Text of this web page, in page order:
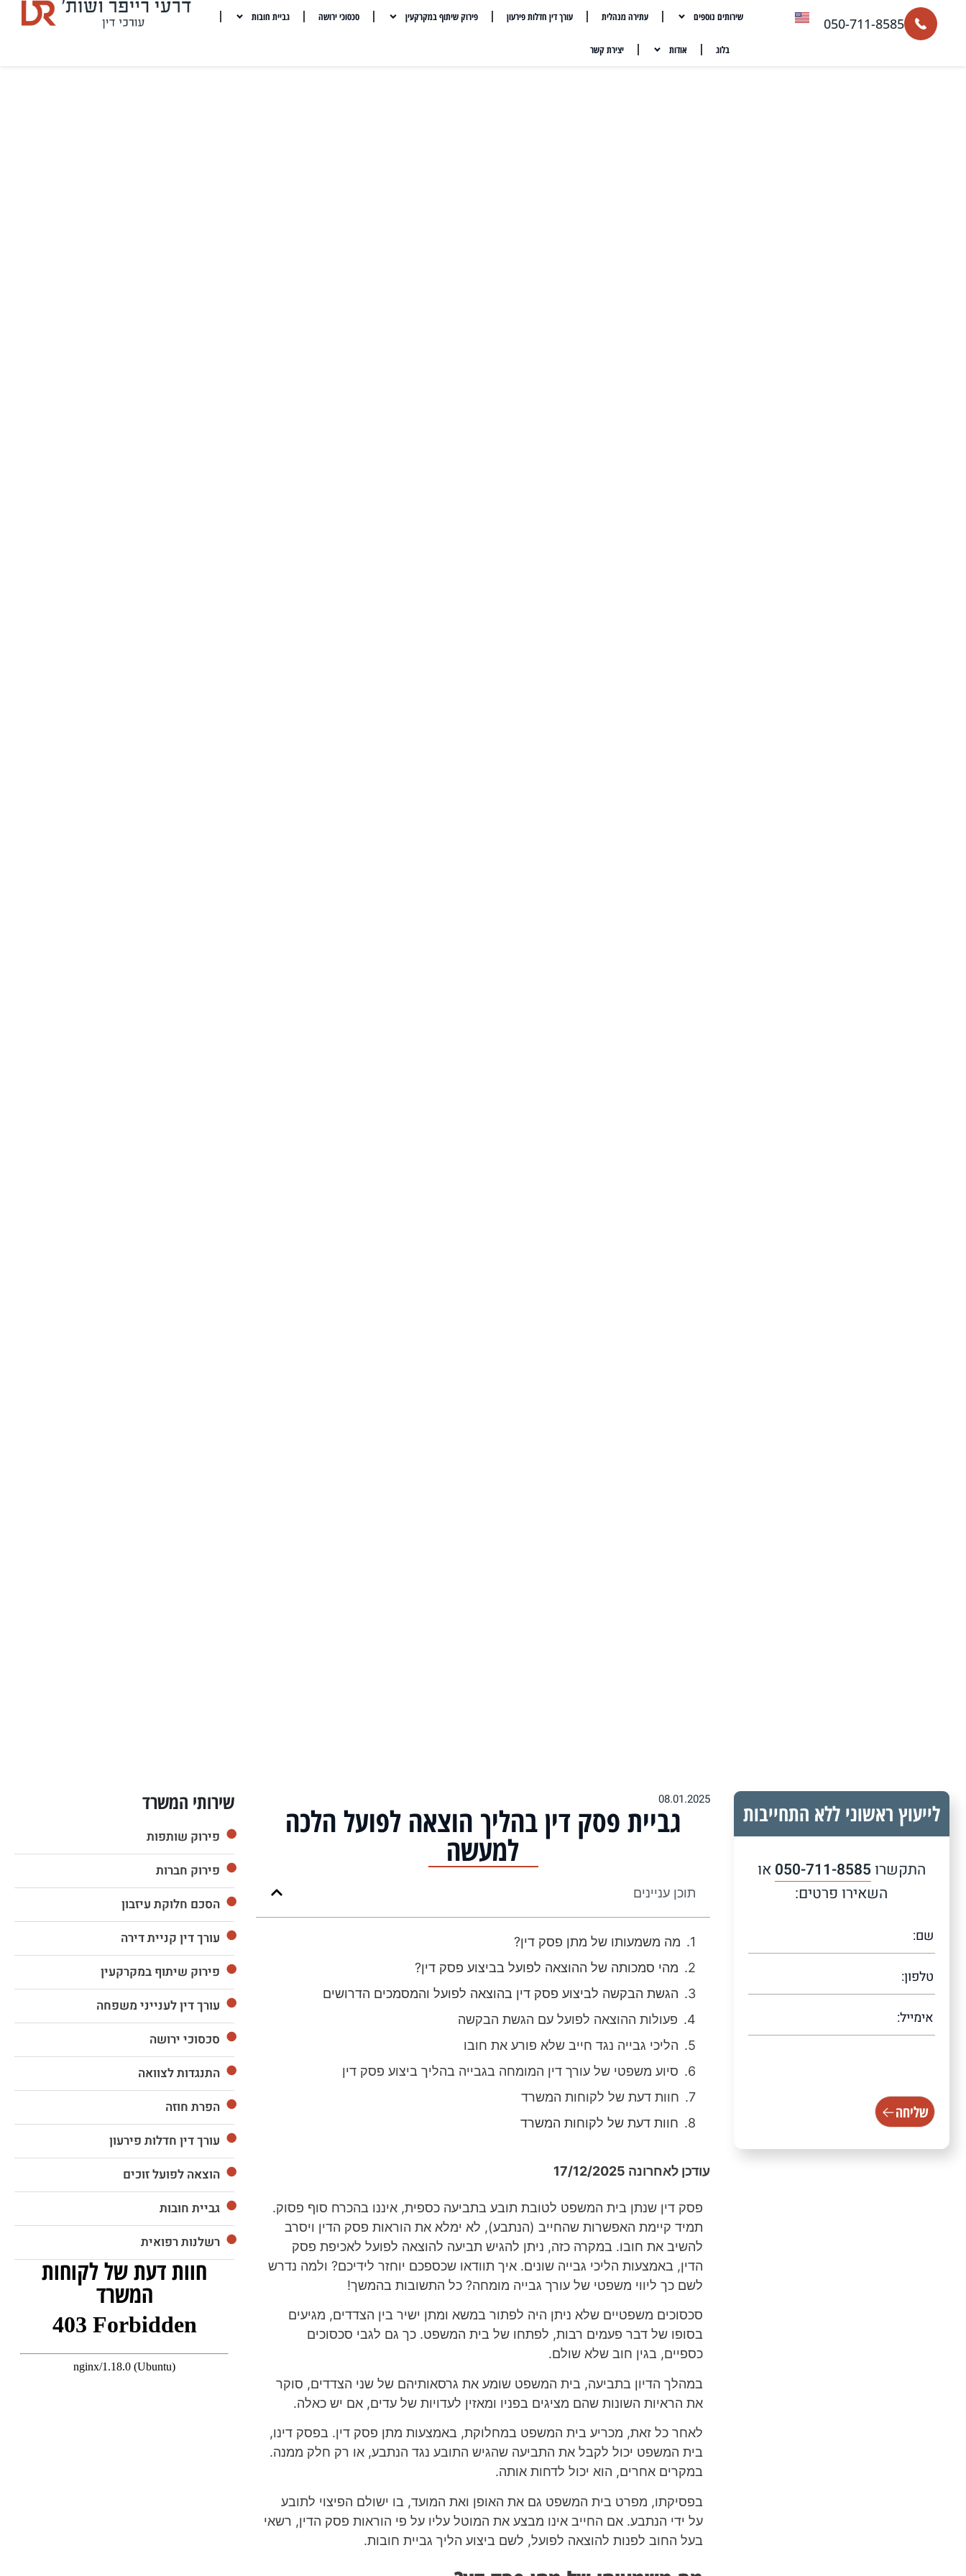
050-711-8585 שירותים נוספים עתירה מנהלית עורך דין חדלות פירעון פירוק שיתוף במקרקעין סכסוכי ירושה גביית חובות
בלוג אודות יצירת קשר
לייעוץ ראשוני ללא התחייבות
התקשרו 050-711-8585או
השאירו פרטים:
שליחה
08.01.2025
גביית פסק דין בהליך הוצאה לפועל הלכה
למעשה
תוכן עניינים
מה משמעותו של מתן פסק דין?
מהי סמכותה של ההוצאה לפועל בביצוע פסק דין?
הגשת הבקשה לביצוע פסק דין בהוצאה לפועל והמסמכים הדרושים
פעולות ההוצאה לפועל עם הגשת הבקשה
הליכי גבייה נגד חייב שלא פורע את חובו
סיוע משפטי של עורך דין המומחה בגבייה בהליך ביצוע פסק דין
חוות דעת של לקוחות המשרד
חוות דעת של לקוחות המשרד
עודכן לאחרונה 17/12/2025
פסק דין שנתן בית המשפט לטובת תובע בתביעה כספית, איננו בהכרח סוף פסוק.
תמיד קיימת האפשרות שהחייב (הנתבע), לא ימלא את הוראות פסק הדין ויסרב
להשיב את חובו. במקרה כזה, ניתן להגיש תביעה להוצאה לפועל לאכיפת פסק
הדין, באמצעות הליכי גבייה שונים. איך תוודאו שכספכם יוחזר לידיכם? ולמה נדרש
לשם כך ליווי משפטי של עורך גבייה מומחה? כל התשובות בהמשך!
סכסוכים משפטיים שלא ניתן היה לפתור במשא ומתן ישיר בין הצדדים, מגיעים
בסופו של דבר פעמים רבות, לפתחו של בית המשפט. כך גם לגבי סכסוכים
כספיים, בגין חוב שלא שולם.
במהלך הדיון בתביעה, בית המשפט שומע את גרסאותיהם של שני הצדדים, סוקר
את הראיות השונות שהם מציגים בפניו ומאזין לעדויות של עדים, אם יש כאלה.
לאחר כל זאת, מכריע בית המשפט במחלוקת, באמצעות מתן פסק דין. בפסק דינו,
בית המשפט יכול לקבל את התביעה שהגיש התובע נגד הנתבע, או רק חלק ממנה.
במקרים אחרים, הוא יכול לדחות אותה.
בפסיקתו, מפרט בית המשפט גם את האופן ואת המועד, בו ישולם הפיצוי לתובע
על ידי הנתבע. אם החייב אינו מבצע את המוטל עליו על פי הוראות פסק הדין, רשאי
בעל החוב לפנות להוצאה לפועל, לשם ביצוע הליך גביית חובות.
שירותי המשרד
פירוק שותפות
פירוק חברות
הסכם חלוקת עיזבון
עורך דין קניית דירה
פירוק שיתוף במקרקעין
עורך דין לענייני משפחה
סכסוכי ירושה
התנגדות לצוואה
הפרת חוזה
עורך דין חדלות פירעון
הוצאה לפועל זוכים
גביית חובות
רשלנות רפואית
חוות דעת של לקוחות
המשרד